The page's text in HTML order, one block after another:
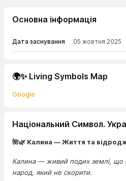
Основна інформація
Дата заснування 05 жовтня 2025
🌍✨ Living Symbols Map
Google
Національний Символ.
🌺🌿 Калина — Життя та
Калина — живий подих землі, що
народ, який не скорити.